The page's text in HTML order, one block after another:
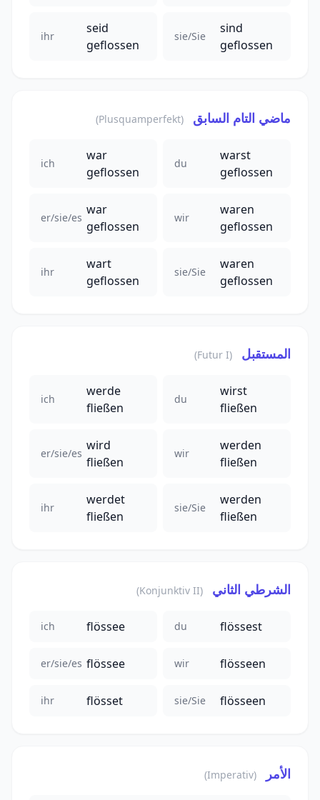
ihr
seid
geflossen
sie/Sie
sind
geflossen
ماضي التام السابق (Plusquamperfekt)
ich
war
geflossen
du
warst
geflossen
er/sie/es
war
geflossen
wir
waren
geflossen
ihr
wart
geflossen
sie/Sie
waren
geflossen
المستقبل (Futur I)
ich
werde
fließen
du
wirst
fließen
er/sie/es
wird
fließen
wir
werden
fließen
ihr
werdet
fließen
sie/Sie
werden
fließen
الشرطي الثاني (Konjunktiv II)
ich flössee du flössest
er/sie/es flössee wir flösseen
ihr flösset sie/Sie flösseen
الأمر (Imperativ)